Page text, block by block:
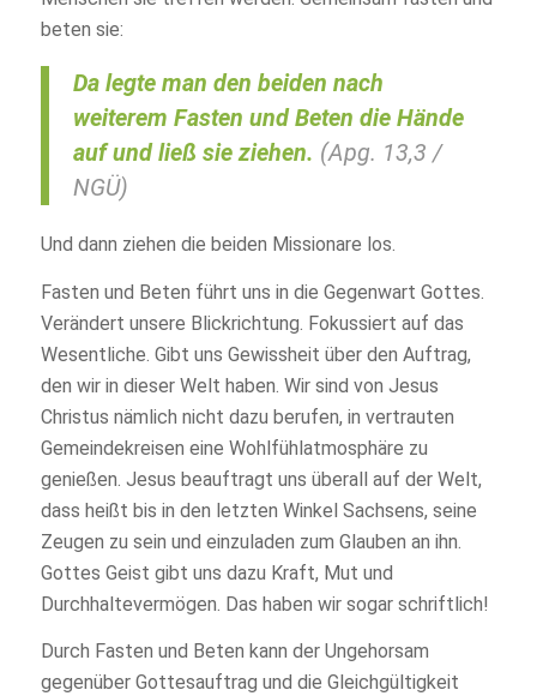
beten sie:
Da legte man den beiden nach
weiterem Fasten und Beten die Hände
auf und ließ sie ziehen. (Apg. 13,3 /
NGÜ)
Und dann ziehen die beiden Missionare los.
Fasten und Beten führt uns in die Gegenwart Gottes.
Verändert unsere Blickrichtung. Fokussiert auf das
Wesentliche. Gibt uns Gewissheit über den Auftrag,
den wir in dieser Welt haben. Wir sind von Jesus
Christus nämlich nicht dazu berufen, in vertrauten
Gemeindekreisen eine Wohlfühlatmosphäre zu
genießen. Jesus beauftragt uns überall auf der Welt,
dass heißt bis in den letzten Winkel Sachsens, seine
Zeugen zu sein und einzuladen zum Glauben an ihn.
Gottes Geist gibt uns dazu Kraft, Mut und
Durchhaltevermögen. Das haben wir sogar schriftlich!
Durch Fasten und Beten kann der Ungehorsam
gegenüber Gottesauftrag und die Gleichgültigkeit